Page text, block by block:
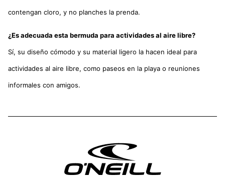
contengan cloro, y no planches la prenda.
¿Es adecuada esta bermuda para actividades al aire libre?
Sí, su diseño cómodo y su material ligero la hacen ideal para
actividades al aire libre, como paseos en la playa o reuniones
informales con amigos.